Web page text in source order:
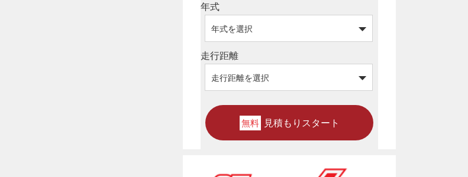
年式
走行距離
無料 見積もりスタート